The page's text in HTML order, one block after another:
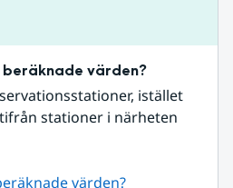
värden?
istället
stationer i närheten
värden?